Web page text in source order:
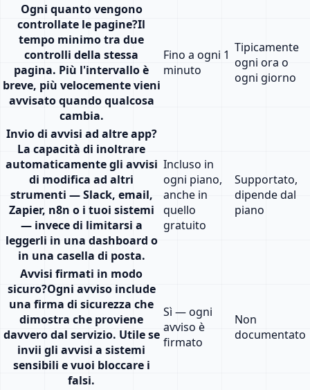
Ogni quanto vengono
controllate le pagine?Il
tempo minimo tra due
controlli della stessa
pagina. Più l'intervallo è
breve, più velocemente vieni
avvisato quando qualcosa
cambia.
Fino a ogni 1
minuto
Tipicamente
ogni ora o
ogni giorno
Invio di avvisi ad altre app?
La capacità di inoltrare
automaticamente gli avvisi
di modifica ad altri
strumenti — Slack, email,
Zapier, n8n o i tuoi sistemi
— invece di limitarsi a
leggerli in una dashboard o
in una casella di posta.
Incluso in
ogni piano,
anche in
quello
gratuito
Supportato,
dipende dal
piano
Avvisi firmati in modo
sicuro?Ogni avviso include
una firma di sicurezza che
dimostra che proviene
davvero dal servizio. Utile se
invii gli avvisi a sistemi
sensibili e vuoi bloccare i
falsi.
Sì — ogni
avviso è
firmato
Non
documentato